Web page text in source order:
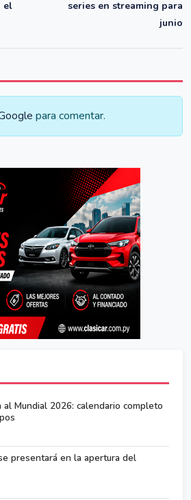
el
series en streaming para
junio
para comentar.
al Mundial 2026: calendario completo
presentará en la apertura del